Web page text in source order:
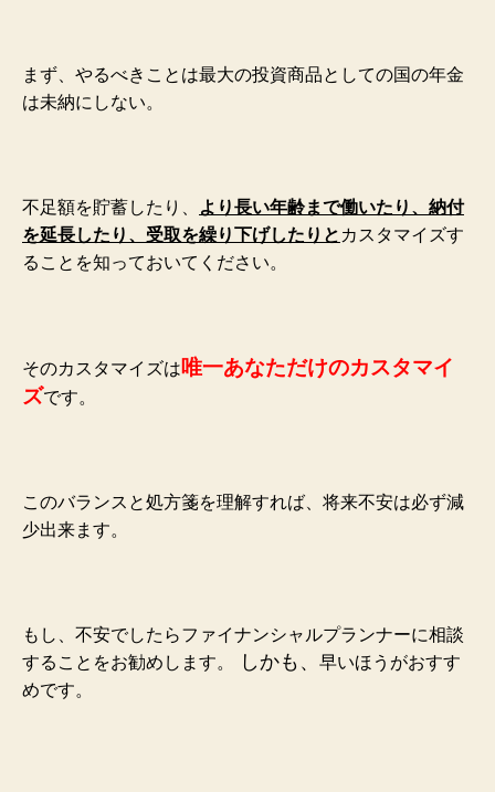
まず、やるべきことは最大の投資商品としての国の年金
は未納にしない。
不足額を貯蓄したり、
より長い年齢まで働いたり、納付
を延長したり、受取を繰り下げしたりと カスタマイズす
ることを知っておいてください。
そのカスタマイズは唯一あなただけのカスタマイ
ズです。
このバランスと処方箋を理解すれば、将来不安は必ず減
少出来ます。
もし、不安でしたらファイナンシャルプランナーに相談
することをお勧めします。
しかも、 早いほうがおすす
めです。